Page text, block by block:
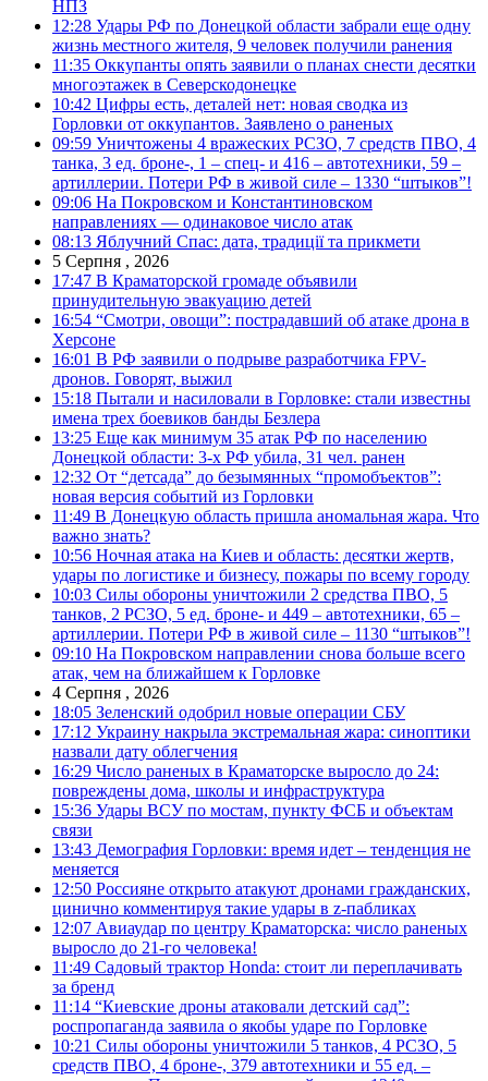
НПЗ
12:28 Удары РФ по Донецкой области забрали еще одну
жизнь местного жителя, 9 человек получили ранения
11:35 Оккупанты опять заявили о планах снести десятки
многоэтажек в Северскодонецке
10:42 Цифры есть, деталей нет: новая сводка из
Горловки от оккупантов. Заявлено о раненых
09:59 Уничтожены 4 вражеских РСЗО, 7 средств ПВО, 4
танка, 3 ед. броне-, 1 – спец- и 416 – автотехники, 59 –
артиллерии. Потери РФ в живой силе – 1330 “штыков”!
09:06 На Покровском и Константиновском
направлениях — одинаковое число атак
08:13 Яблучний Спас: дата, традиції та прикмети
5 Серпня , 2026
17:47 В Краматорской громаде объявили
принудительную эвакуацию детей
16:54 “Смотри, овощи”: пострадавший об атаке дрона в
Херсоне
16:01 В РФ заявили о подрыве разработчика FPV-
дронов. Говорят, выжил
15:18 Пытали и насиловали в Горловке: стали известны
имена трех боевиков банды Безлера
13:25 Еще как минимум 35 атак РФ по населению
Донецкой области: 3-х РФ убила, 31 чел. ранен
12:32 От “детсада” до безымянных “промобъектов”:
новая версия событий из Горловки
11:49 В Донецкую область пришла аномальная жара. Что
важно знать?
10:56 Ночная атака на Киев и область: десятки жертв,
удары по логистике и бизнесу, пожары по всему городу
10:03 Силы обороны уничтожили 2 средства ПВО, 5
танков, 2 РСЗО, 5 ед. броне- и 449 – автотехники, 65 –
артиллерии. Потери РФ в живой силе – 1130 “штыков”!
09:10 На Покровском направлении снова больше всего
атак, чем на ближайшем к Горловке
4 Серпня , 2026
18:05 Зеленский одобрил новые операции СБУ
17:12 Украину накрыла экстремальная жара: синоптики
назвали дату облегчения
16:29 Число раненых в Краматорске выросло до 24:
повреждены дома, школы и инфраструктура
15:36 Удары ВСУ по мостам, пункту ФСБ и объектам
связи
13:43 Демография Горловки: время идет – тенденция не
меняется
12:50 Россияне открыто атакуют дронами гражданских,
цинично комментируя такие удары в z-пабликах
12:07 Авиаудар по центру Краматорска: число раненых
выросло до 21-го человека!
11:49 Садовый трактор Honda: стоит ли переплачивать
за бренд
11:14 “Киевские дроны атаковали детский сад”:
роспропаганда заявила о якобы ударе по Горловке
10:21 Силы обороны уничтожили 5 танков, 4 РСЗО, 5
средств ПВО, 4 броне-, 379 автотехники и 55 ед. –